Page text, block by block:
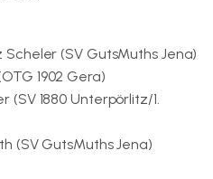
Scheler (SV GutsMuths Jena)
1902 Gera)
(SV 1880 Unterpörlitz/1.
(SV GutsMuths Jena)